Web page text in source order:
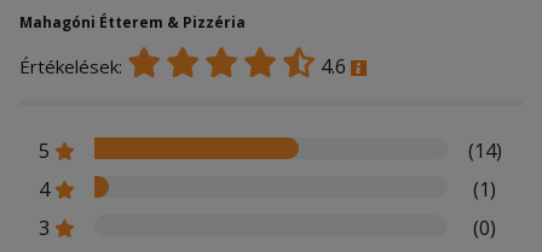
Mahagóni Étterem & Pizzéria
Értékelések: 4.6
5
(14)
4
(1)
3
(0)